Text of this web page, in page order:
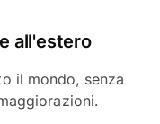
all'estero
il mondo, senza